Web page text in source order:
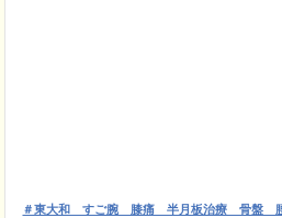
＃東大和 すご腕 膝痛 半月板治療 骨盤